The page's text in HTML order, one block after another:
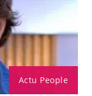
Actu People